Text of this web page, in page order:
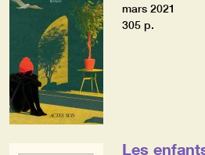
mars 2021
305 p.
Les